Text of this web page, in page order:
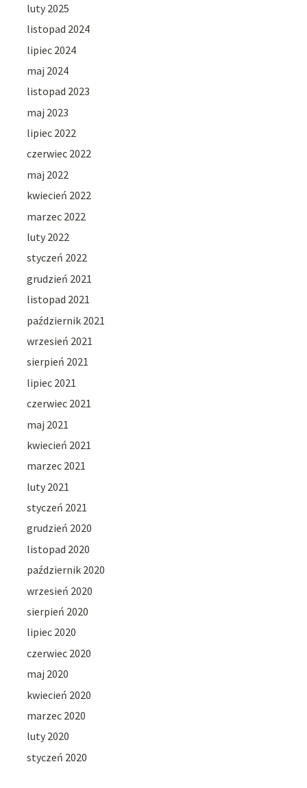
luty 2025
listopad 2024
lipiec 2024
maj 2024
listopad 2023
maj 2023
lipiec 2022
czerwiec 2022
maj 2022
kwiecień 2022
marzec 2022
luty 2022
styczeń 2022
grudzień 2021
listopad 2021
październik 2021
wrzesień 2021
sierpień 2021
lipiec 2021
czerwiec 2021
maj 2021
kwiecień 2021
marzec 2021
luty 2021
styczeń 2021
grudzień 2020
listopad 2020
październik 2020
wrzesień 2020
sierpień 2020
lipiec 2020
czerwiec 2020
maj 2020
kwiecień 2020
marzec 2020
luty 2020
styczeń 2020